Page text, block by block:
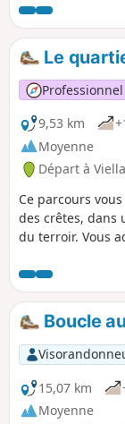
apprendre plus !
naturels, forêt,
chance
sentier pieds
faire découvrir le
manière de se
Le
9,53 km
Moyenne
Départ à
Ce parcours
des crêtes, dans
du terroir. Vous
Boucle
15,07 km
Moyenne